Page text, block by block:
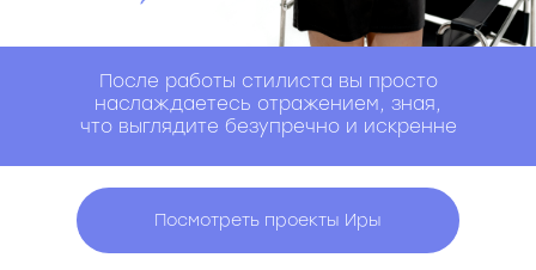
После работы стилиста вы просто
наслаждаетесь отражением, зная,
что выглядите безупречно и искренне
Посмотреть проекты Иры